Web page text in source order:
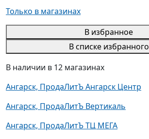
Только в магазинах
В избранное
В списке избранного
В наличии в 12 магазинах
Ангарск, ПродаЛитЪ Ангарск Центр
Ангарск, ПродаЛитЪ Вертикаль
Ангарск, ПродаЛитЪ ТЦ МЕГА